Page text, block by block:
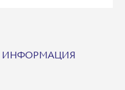
ИНФОРМАЦИЯ